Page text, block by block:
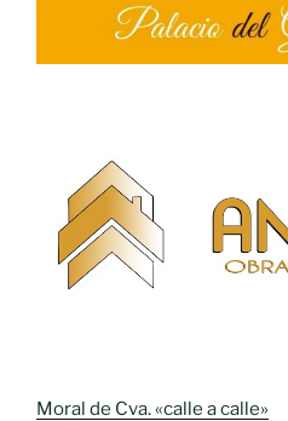
Moral de Cva. «calle a calle»